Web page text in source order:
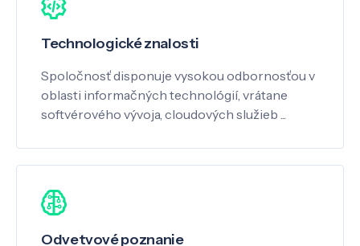
Technologické znalosti
Spoločnosť disponuje vysokou odbornosťou v
oblasti informačných technológií, vrátane
softvérového vývoja, cloudových služieb ...
Odvetvové poznanie